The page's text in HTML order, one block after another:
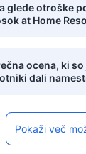
glede otroške
at Home
ocena, ki
dali
Pokaži več